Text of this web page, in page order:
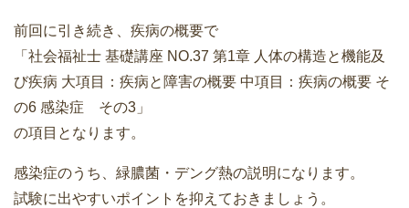
前回に引き続き、疾病の概要で
「社会福祉士 基礎講座 NO.37 第1章 人体の構造と機能及
び疾病 大項目：疾病と障害の概要 中項目：疾病の概要 そ
の6 感染症 その3」
の項目となります。
感染症のうち、緑膿菌・デング熱の説明になります。
試験に出やすいポイントを抑えておきましょう。